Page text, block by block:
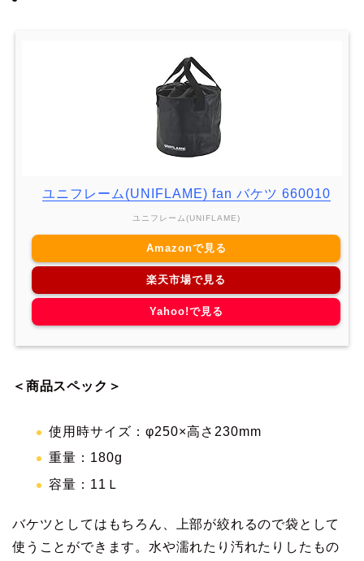
ユニフレーム(UNIFLAME) fan バケツ 660010
ユニフレーム(UNIFLAME)
Amazonで見る
楽天市場で見る
Yahoo!で見る
＜商品スペック＞
使用時サイズ：φ250×高さ230mm
重量：180g
容量：11Ｌ
バケツとしてはもちろん、上部が絞れるので袋として
使うことができます。水や濡れたり汚れたりしたもの